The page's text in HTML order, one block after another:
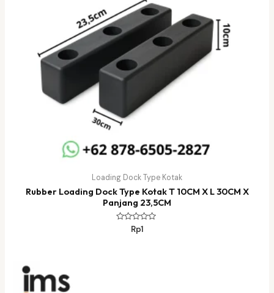
Loading Dock Type Kotak
Rubber Loading Dock Type Kotak T 10CM X L 30CM X
Panjang 23,5CM
Dinilai
Rp1